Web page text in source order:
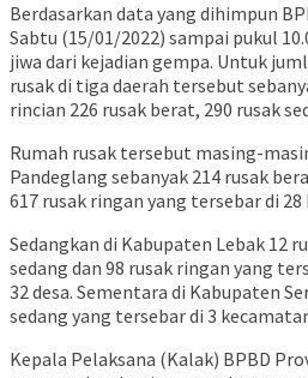
Berdasarkan data yang dihimpun
Sabtu (15/01/2022) sampai pukul
jiwa dari kejadian gempa. Untuk
rusak di tiga daerah tersebut
rincian 226 rusak berat, 290 rusak
Rumah rusak tersebut masing-
Pandeglang sebanyak 214 rusak
617 rusak ringan yang tersebar di 28
Sedangkan di Kabupaten Lebak 12
sedang dan 98 rusak ringan yang
32 desa. Sementara di Kabupaten
sedang yang tersebar di 3
Kepala Pelaksana (Kalak) BPBD